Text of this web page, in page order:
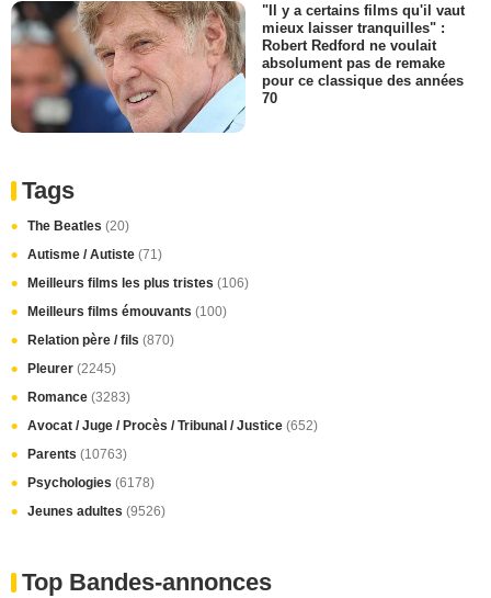
"Il y a certains films qu'il vaut
mieux laisser tranquilles" :
Robert Redford ne voulait
absolument pas de remake
pour ce classique des années
70
Tags
The Beatles (20)
Autisme / Autiste (71)
Meilleurs films les plus tristes (106)
Meilleurs films émouvants (100)
Relation père / fils (870)
Pleurer (2245)
Romance (3283)
Avocat / Juge / Procès / Tribunal / Justice (652)
Parents (10763)
Psychologies (6178)
Jeunes adultes (9526)
Top Bandes-annonces